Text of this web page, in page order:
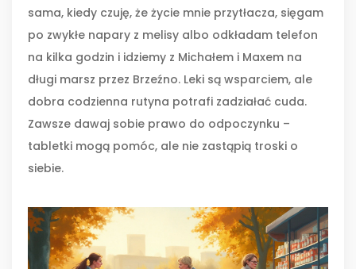
sama, kiedy czuję, że życie mnie przytłacza, sięgam
po zwykłe napary z melisy albo odkładam telefon
na kilka godzin i idziemy z Michałem i Maxem na
długi marsz przez Brzeźno. Leki są wsparciem, ale
dobra codzienna rutyna potrafi zadziałać cuda.
Zawsze dawaj sobie prawo do odpoczynku –
tabletki mogą pomóc, ale nie zastąpią troski o
siebie.